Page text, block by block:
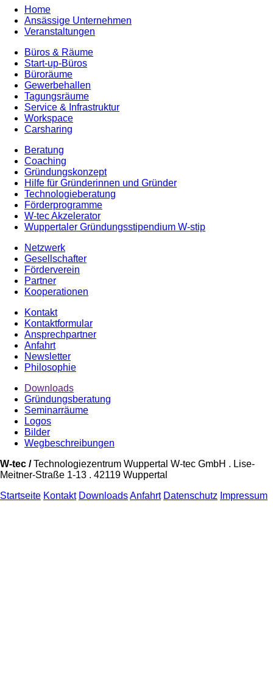
Home
Ansässige Unternehmen
Veranstaltungen
Büros & Räume
Start-up-Büros
Büroräume
Gewerbehallen
Tagungsräume
Service & Infrastruktur
Workspace
Carsharing
Beratung
Coaching
Gründungskonzept
Hilfe für Gründerinnen und Gründer
Technologieberatung
Förderprogramme
W-tec Akzelerator
Wuppertaler Gründungsstipendium W-stip
Netzwerk
Gesellschafter
Förderverein
Partner
Kooperationen
Kontakt
Kontaktformular
Ansprechpartner
Anfahrt
Newsletter
Philosophie
Downloads
Gründungsberatung
Seminarräume
Logos
Bilder
Wegbeschreibungen
W-tec /Technologiezentrum Wuppertal W-tec GmbH . Lise-
Meitner-Straße 1-13 . 42119 Wuppertal
Startseite Kontakt DownloadsAnfahrt Datenschutz Impressum